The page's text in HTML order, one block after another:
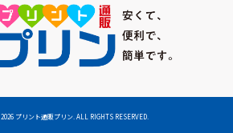
2026 プリント通販プリン. ALL RIGHTS RESERVED.